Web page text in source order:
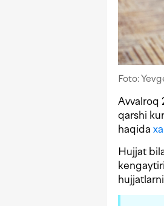
Foto:
Avvalroq
qarshi
haqida
Hujjat